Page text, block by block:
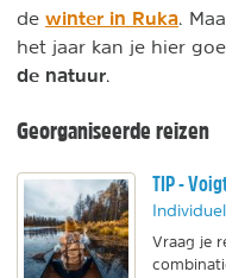
de winter in Ruka .
het jaar kan je hier
de natuur
Georganiseerde reizen
TIP -
Vraag je